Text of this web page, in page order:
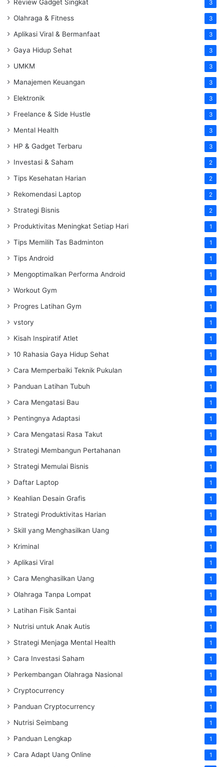
Review Gadget Singkat 3
Olahraga & Fitness 3
Aplikasi Viral & Bermanfaat 3
Gaya Hidup Sehat 3
UMKM 3
Manajemen Keuangan 3
Elektronik 3
Freelance & Side Hustle 3
Mental Health 3
HP & Gadget Terbaru 3
Investasi & Saham 2
Tips Kesehatan Harian 2
Rekomendasi Laptop 2
Strategi Bisnis 2
Produktivitas Meningkat Setiap Hari 1
Tips Memilih Tas Badminton 1
Tips Android 1
Mengoptimalkan Performa Android 1
Workout Gym 1
Progres Latihan Gym 1
vstory 1
Kisah Inspiratif Atlet 1
10 Rahasia Gaya Hidup Sehat 1
Cara Memperbaiki Teknik Pukulan 1
Panduan Latihan Tubuh 1
Cara Mengatasi Bau 1
Pentingnya Adaptasi 1
Cara Mengatasi Rasa Takut 1
Strategi Membangun Pertahanan 1
Strategi Memulai Bisnis 1
Daftar Laptop 1
Keahlian Desain Grafis 1
Strategi Produktivitas Harian 1
Skill yang Menghasilkan Uang 1
Kriminal 1
Aplikasi Viral 1
Cara Menghasilkan Uang 1
Olahraga Tanpa Lompat 1
Latihan Fisik Santai 1
Nutrisi untuk Anak Autis 1
Strategi Menjaga Mental Health 1
Cara Investasi Saham 1
Perkembangan Olahraga Nasional 1
Cryptocurrency 1
Panduan Cryptocurrency 1
Nutrisi Seimbang 1
Panduan Lengkap 1
Cara Adapt Uang Online 1